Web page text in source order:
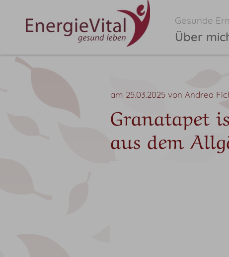
Gesunde
Über
am 25.03.2025 von Andrea
Granatapet
aus dem